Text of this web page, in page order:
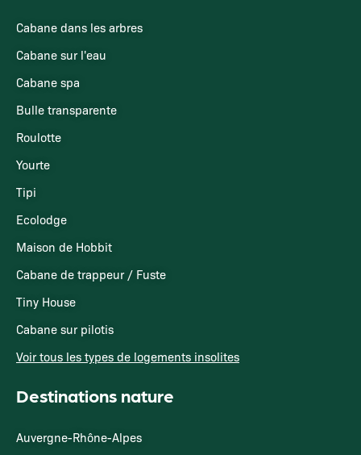
Cabane dans les arbres
Cabane sur l'eau
Cabane spa
Bulle transparente
Roulotte
Yourte
Tipi
Ecolodge
Maison de Hobbit
Cabane de trappeur / Fuste
Tiny House
Cabane sur pilotis
Voir tous les types de logements insolites
Destinations nature
Auvergne-Rhône-Alpes